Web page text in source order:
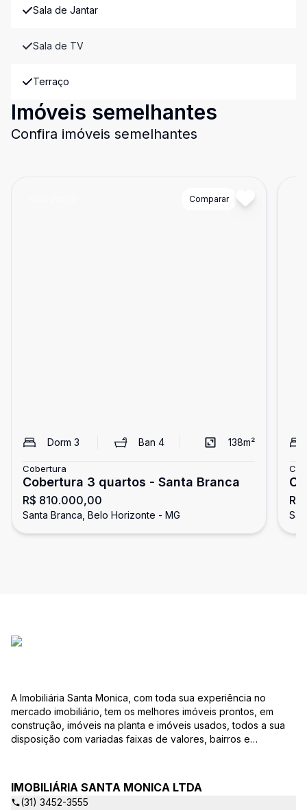
Sala de Jantar
Sala de TV
Terraço
Imóveis semelhantes
Confira imóveis semelhantes
Comparar
Dorm 3 Ban 4 138m²
Cobertura
Cobertura 3 quartos - Santa Branca
R$ 810.000,00
Santa Branca, Belo Horizonte - MG
A Imobiliária Santa Monica, com toda sua experiência no
mercado imobiliário, tem os melhores imóveis prontos, em
construção, imóveis na planta e imóveis usados, todos a sua
disposição com variadas faixas de valores, bairros e
ao CRECI-EE – estarão sempre prontos para responder-lhe
todas as suas dúvidas sobre casas, apartamentos, terrenos,
salas comerciais e outros produtos imobiliários. Quais
IMOBILIÁRIA SANTA MONICA LTDA
(31) 3452-3555